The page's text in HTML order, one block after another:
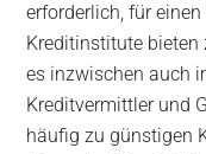
erforderlich, für
Kreditinstitute bieten
es inzwischen auch
Kreditvermittler und
häufig zu günstigen